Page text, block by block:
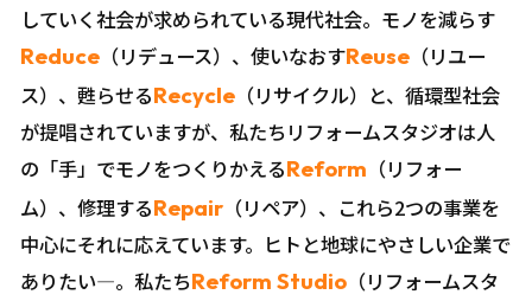
していく社会が求められている現代社会。モノを減らす
Reduce （リデュース）、使いなおすReuse （リユー
ス）、甦らせるRecycle （リサイクル）と、循環型社会
が提唱されていますが、私たちリフォームスタジオは人
の「手」でモノをつくりかえるReform （リフォー
ム）、修理するRepair （リペア）、これら2つの事業を
中心にそれに応えています。ヒトと地球にやさしい企業で
ありたい―。私たちReform Studio （リフォームスタ